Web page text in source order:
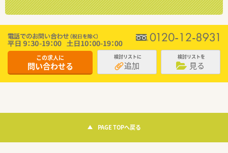
この求人に
問い合わせる
検討リストに
追加
検討リストを
見る
PAGE TOPへ戻る